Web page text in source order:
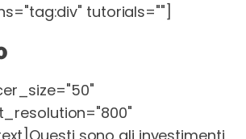
tutorials=""]